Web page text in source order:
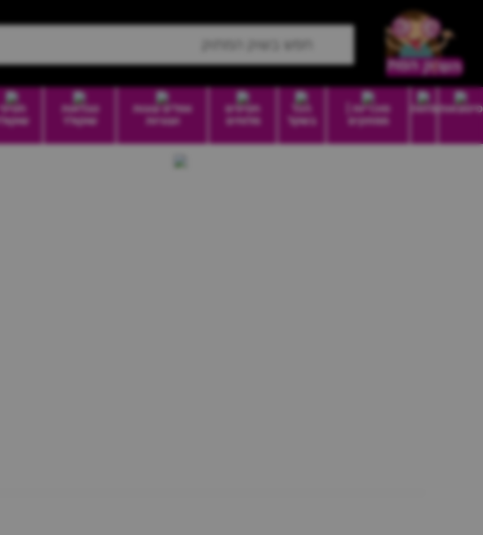
סיטונאותמזווה
סוכריות |
ממתקים
הכל
בשקל
חטיפים
מלוחים
וופלים עוגות
ועוגיות
טבלאות
שוקולד
חטיפי
שוקולד